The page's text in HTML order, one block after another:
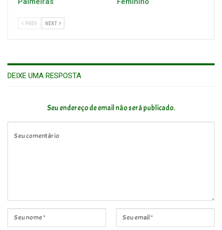
PREV NEXT
DEIXE UMA RESPOSTA
Seu endereço de email não será publicado.